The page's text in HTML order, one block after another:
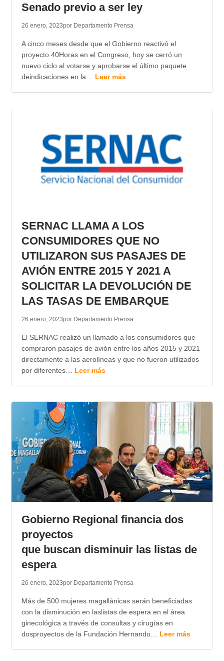
Senado previo a ser ley
26 enero, 2023por Departamento Prensa
A cinco meses desde que el Gobierno reactivó el
proyecto 40Horas en el Congreso, hoy se cerró un
nuevo ciclo al votarse y aprobarse el último paquete
deindicaciones en la… Leer más
SERNAC LLAMA A LOS
CONSUMIDORES QUE NO
UTILIZARON SUS PASAJES DE
AVIÓN ENTRE 2015 Y 2021 A
SOLICITAR LA DEVOLUCIÓN DE
LAS TASAS DE EMBARQUE
26 enero, 2023por Departamento Prensa
El SERNAC realizó un llamado a los consumidores que
compraron pasajes de avión entre los años 2015 y 2021
directamente a las aerolíneas y que no fueron utilizados
por diferentes… Leer más
Gobierno Regional financia dos
proyectos
que buscan disminuir las listas de
espera
26 enero, 2023por Departamento Prensa
Más de 500 mujeres magallánicas serán beneficiadas
con la disminución en laslistas de espera en el área
ginecológica a través de consultas y cirugías en
dosproyectos de la Fundación Hernando… Leer más